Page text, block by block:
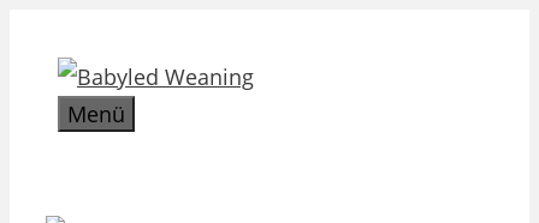
Inhalt
springenMenü